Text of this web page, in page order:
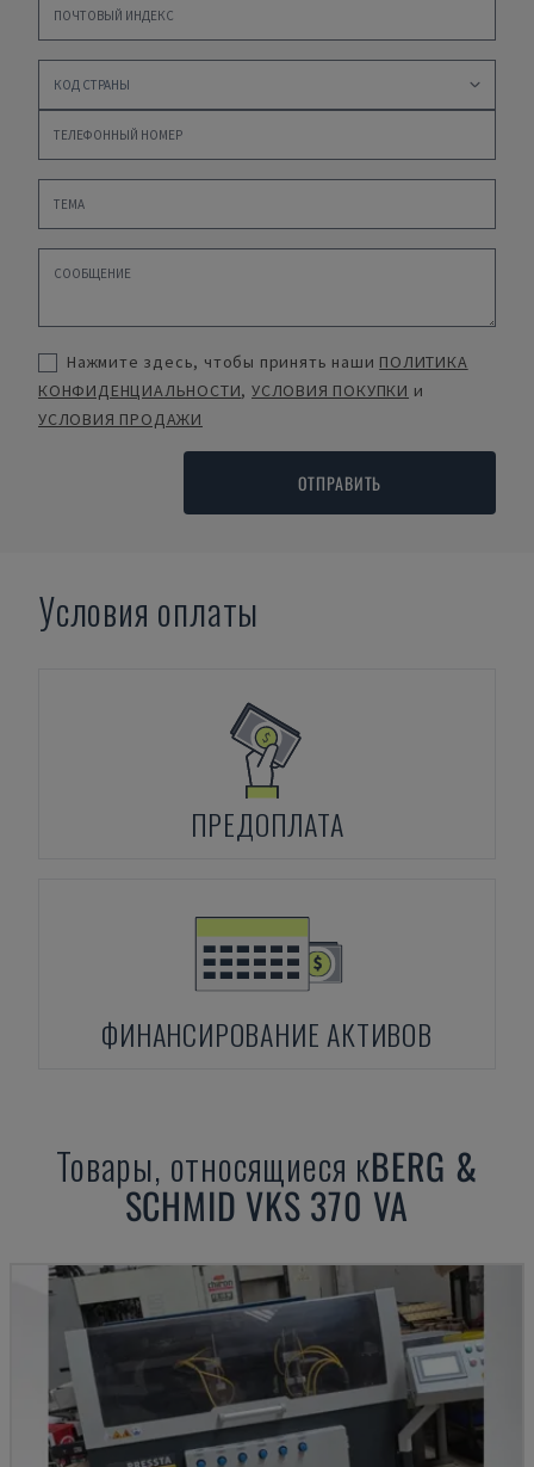
Нажмите здесь, чтобы принять наши ПОЛИТИКА
КОНФИДЕНЦИАЛЬНОСТИ,УСЛОВИЯ ПОКУПКИ и
УСЛОВИЯ ПРОДАЖИ
ОТПРАВИТЬ
Условия оплаты
ПРЕДОПЛАТА
ФИНАНСИРОВАНИЕ АКТИВОВ
Товары, относящиеся кBERG &
SCHMID VKS 370 VA